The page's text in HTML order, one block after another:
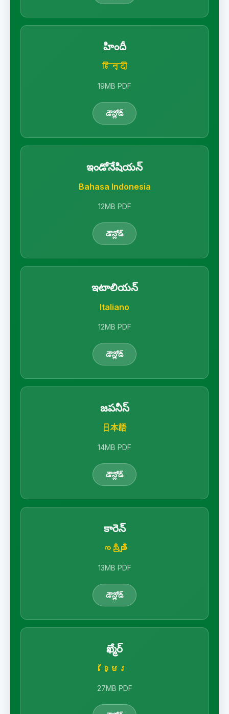
హిందీ
हिन्दी
19MB PDF
డౌన్లోడ్
ఇండోనేషియన్
Bahasa Indonesia
12MB PDF
డౌన్లోడ్
ఇటాలియన్
Italiano
12MB PDF
డౌన్లోడ్
జపనీస్
日本語
14MB PDF
డౌన్లోడ్
కారెన్
ကညီကျိာ်
13MB PDF
డౌన్లోడ్
ఖ్మేర్
ខ្មែរ
27MB PDF